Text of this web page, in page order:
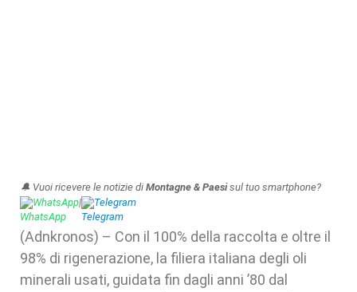
🔔 Vuoi ricevere le notizie di Montagne & Paesisul tuo smartphone?
WhatsApp| Telegram
(Adnkronos) – Con il 100% della raccolta e oltre il
98% di rigenerazione, la filiera italiana degli oli
minerali usati, guidata fin dagli anni ’80 dal